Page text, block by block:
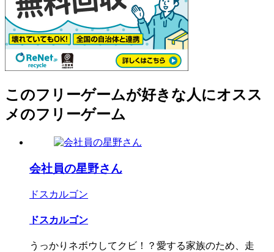
このフリーゲームが好きな人にオスス
メのフリーゲーム
会社員の星野さん
ドスカルゴン
ドスカルゴン
うっかりネボウしてクビ！？愛する家族のため、走